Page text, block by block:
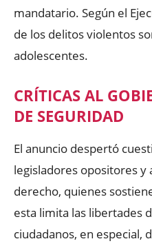
mandatario. Según el
de los delitos violentos
adolescentes.
CRÍTICAS AL
DE SEGURIDAD
El anuncio despertó
legisladores opositores y
derecho, quienes
esta limita las libertades
ciudadanos, en especial,